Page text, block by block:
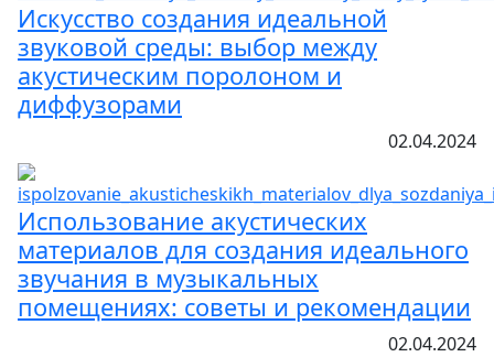
Искусство создания идеальной
звуковой среды: выбор между
акустическим поролоном и
диффузорами
02.04.2024
Использование акустических
материалов для создания идеального
звучания в музыкальных
помещениях: советы и рекомендации
02.04.2024